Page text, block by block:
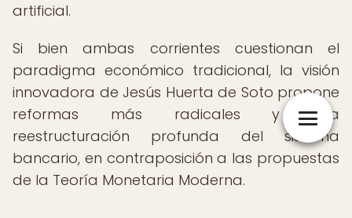
artificial.
Si bien ambas corrientes cuestionan el
paradigma económico tradicional, la visión
innovadora de Jesús Huerta de Soto propone
reformas más radicales y una
reestructuración profunda del sistema
bancario, en contraposición a las propuestas
de la Teoría Monetaria Moderna.